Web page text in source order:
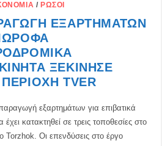
/ ΡΏΣΟΙ
ΕΞΑΡΤΗΜΆΤΩΝ
ΞΕΚΊΝΗΣΕ
TVER
εξαρτημάτων για επιβατικά
έχει κατακτηθεί σε τρεις τοποθεσίες στο
Torzhok. Οι επενδύσεις στο έργο